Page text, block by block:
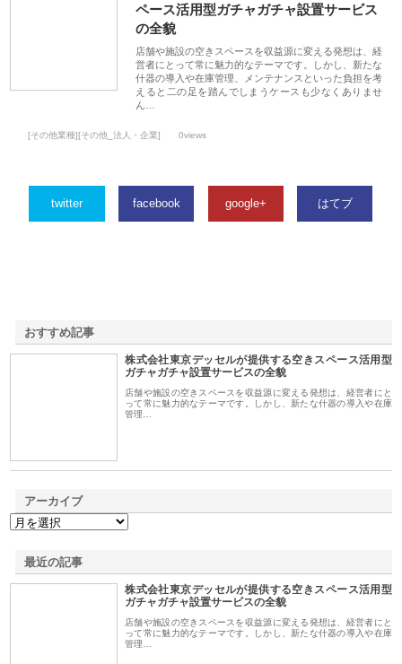
ペース活用型ガチャガチャ設置サービス
の全貌
店舗や施設の空きスペースを収益源に変える発想は、経
営者にとって常に魅力的なテーマです。しかし、新たな
什器の導入や在庫管理、メンテナンスといった負担を考
えると二の足を踏んでしまうケースも少なくありませ
ん…
[その他業種][その他_法人・企業] 0views
twitter facebook google+ はてブ
おすすめ記事
株式会社東京デッセルが提供する空きスペース活用型
ガチャガチャ設置サービスの全貌
店舗や施設の空きスペースを収益源に変える発想は、経営者にと
って常に魅力的なテーマです。しかし、新たな什器の導入や在庫
管理…
アーカイブ
最近の記事
株式会社東京デッセルが提供する空きスペース活用型
ガチャガチャ設置サービスの全貌
店舗や施設の空きスペースを収益源に変える発想は、経営者にと
って常に魅力的なテーマです。しかし、新たな什器の導入や在庫
管理…